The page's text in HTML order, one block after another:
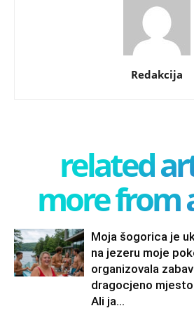
Redakcija
related
more from
Moja šogorica je
na jezeru moje
organizovala
dragocjeno
Ali ja...